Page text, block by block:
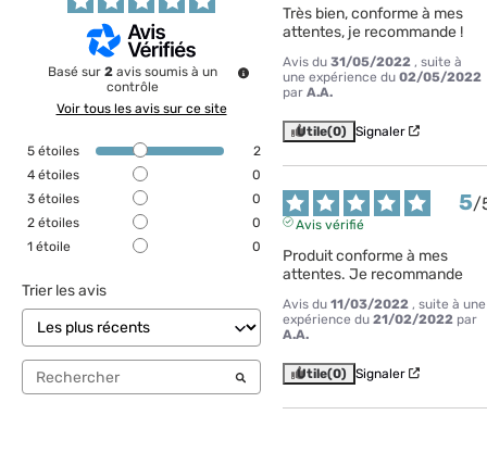
Basé sur2 avis soumis à un
contrôle
Voir tous les avis sur ce site
5 étoiles
2
4 étoiles
0
3 étoiles
0
2 étoiles
0
1 étoile 0
Trier les avis
Très bien, conforme à mes
attentes, je recommande !
Avis du 31/05/2022 , suite à
une expérience du 02/05/2022
par A.A.
Utile(0) Signaler
5/
Avis vérifié
Produit conforme à mes
attentes. Je recommande
Avis du 11/03/2022 , suite à une
expérience du 21/02/2022 par
A.A.
Utile(0) Signaler